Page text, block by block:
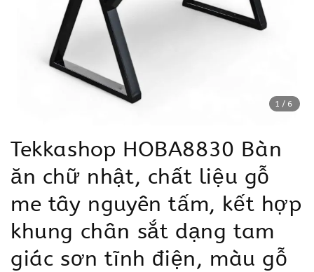
1 /6
Tekkashop HOBA8830 Bàn
ăn chữ nhật, chất liệu gỗ
me tây nguyên tấm, kết hợp
khung chân sắt dạng tam
giác sơn tĩnh điện, màu gỗ